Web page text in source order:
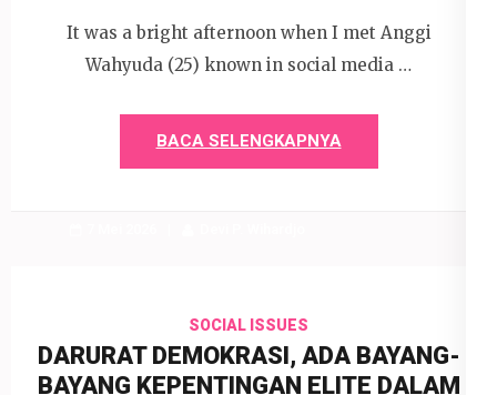
It was a bright afternoon when I met Anggi
Wahyuda (25) known in social media …
BACA SELENGKAPNYA
SOCIAL ISSUES
DARURAT DEMOKRASI, ADA BAYANG-
BAYANG KEPENTINGAN ELITE DALAM